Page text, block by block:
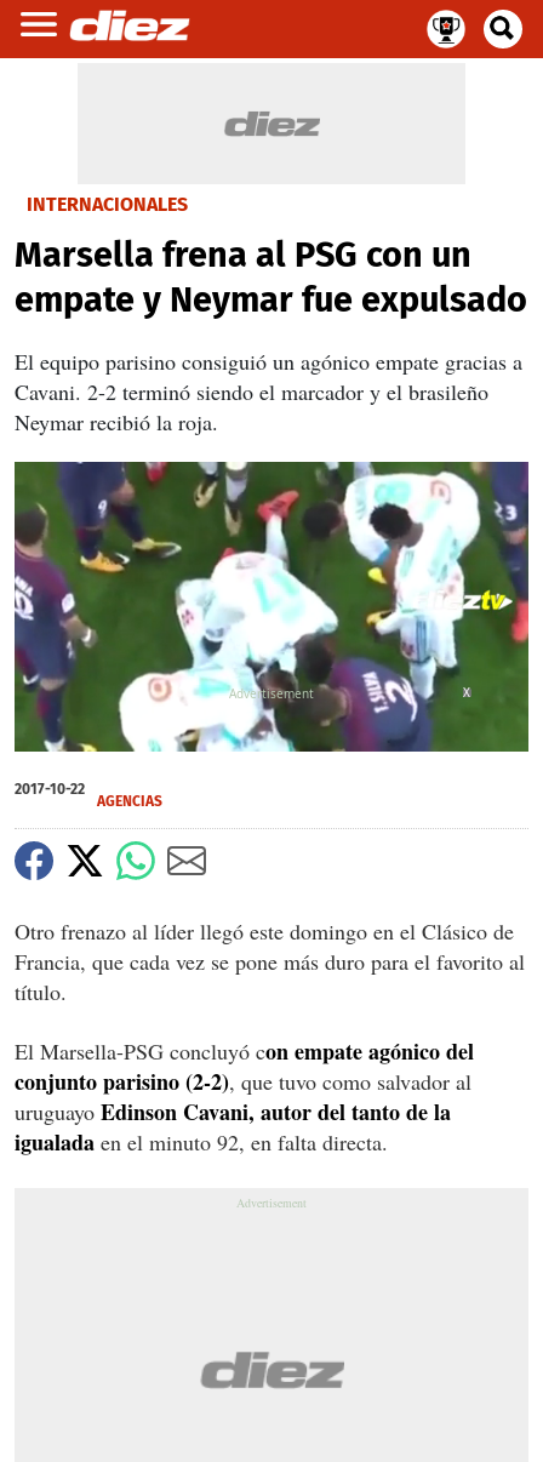
INTERNACIONALES
Marsella frena al PSG con un
empate y Neymar fue expulsado
El equipo parisino consiguió un agónico empate gracias a
Cavani. 2-2 terminó siendo el marcador y el brasileño
Neymar recibió la roja.
of
1
seconds
X
2017-10-22
AGENCIAS
Otro frenazo al líder llegó este domingo en el Clásico de
Francia, que cada vez se pone más duro para el favorito al
título.
El Marsella-PSG concluyó con empate agónico del
conjunto parisino (2-2), que tuvo como salvador al
uruguayo Edinson Cavani, autor del tanto de la
igualada en el minuto 92, en falta directa.